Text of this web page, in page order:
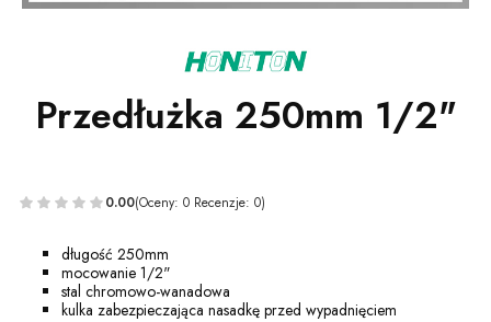
Przedłużka 250mm 1/2"
0.00(Oceny: 0 Recenzje: 0)
długość 250mm
mocowanie 1/2"
stal chromowo-wanadowa
kulka zabezpieczająca nasadkę przed wypadnięciem